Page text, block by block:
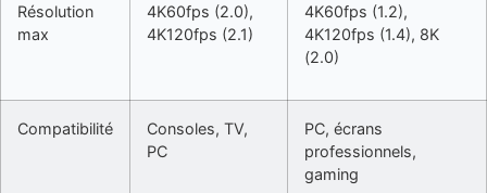
Résolution
max
4K60fps (2.0),
4K120fps (2.1)
4K60fps (1.2),
4K120fps (1.4), 8K
(2.0)
Compatibilité
Consoles, TV,
PC
PC, écrans
professionnels,
gaming